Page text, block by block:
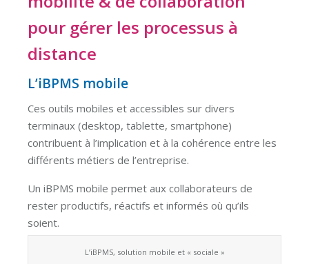
pour gérer les processus à
distance
L’iBPMS mobile
Ces outils mobiles et accessibles sur divers
terminaux (desktop, tablette, smartphone)
contribuent à l’implication et à la cohérence entre les
différents métiers de l’entreprise.
Un iBPMS mobile permet aux collaborateurs de
rester productifs, réactifs et informés où qu’ils
soient.
L’iBPMS, solution mobile et « sociale »